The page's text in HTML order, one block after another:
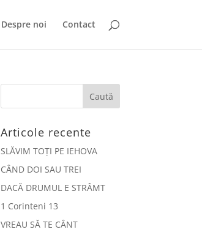
Despre noi Contact
Articole recente
SLĂVIM TOȚI PE IEHOVA
CÂND DOI SAU TREI
DACĂ DRUMUL E STRÂMT
1 Corinteni 13
VREAU SĂ TE CÂNT